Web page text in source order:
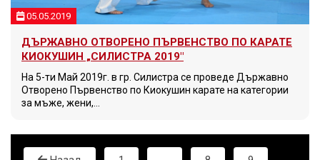
05.05.2019
ДЪРЖАВНО ОТВОРЕНО ПЪРВЕНСТВО ПО КАРАТЕ
КИОКУШИН „СИЛИСТРА 2019″
На 5-ти Май 2019г. в гр. Силистра се проведе Държавно
Отворено Първенство по Киокушин карате на категории
за мъже, жени,…